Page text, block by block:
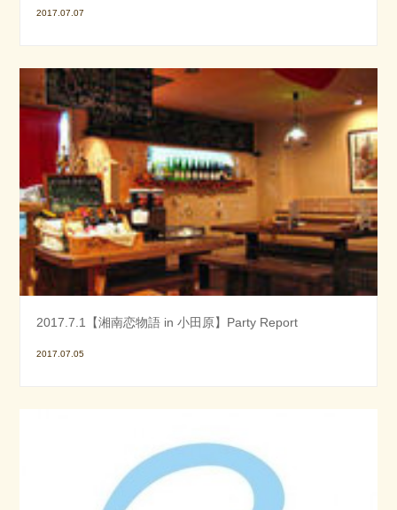
2017.07.07
2017.7.1【湘南恋物語 in 小田原】Party Report
2017.07.05